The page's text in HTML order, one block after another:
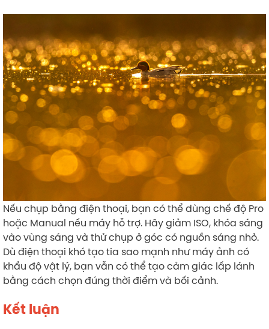
Nếu chụp bằng điện thoại, bạn có thể dùng chế độ Pro
hoặc Manual nếu máy hỗ trợ. Hãy giảm ISO, khóa sáng
vào vùng sáng và thử chụp ở góc có nguồn sáng nhỏ.
Dù điện thoại khó tạo tia sao mạnh như máy ảnh có
khẩu độ vật lý, bạn vẫn có thể tạo cảm giác lấp lánh
bằng cách chọn đúng thời điểm và bối cảnh.
Kết luận